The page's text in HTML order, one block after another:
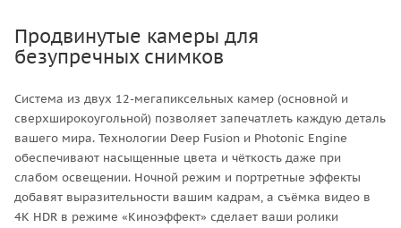
Продвинутые камеры для
безупречных снимков
Система из двух 12-мегапиксельных камер (основной и
сверхширокоугольной) позволяет запечатлеть каждую деталь
вашего мира. Технологии Deep Fusion и Photonic Engine
обеспечивают насыщенные цвета и чёткость даже при
слабом освещении. Ночной режим и портретные эффекты
добавят выразительности вашим кадрам, а съёмка видео в
4K HDR в режиме «Киноэффект» сделает ваши ролики